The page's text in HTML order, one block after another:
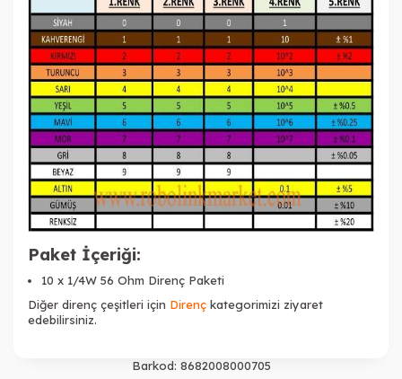
Tükendi
Paket İçeriği:
10 x 1/4W 56 Ohm Direnç Paketi
Diğer direnç çeşitleri için Direnç kategorimizi ziyaret
edebilirsiniz.
Barkod: 8682008000705